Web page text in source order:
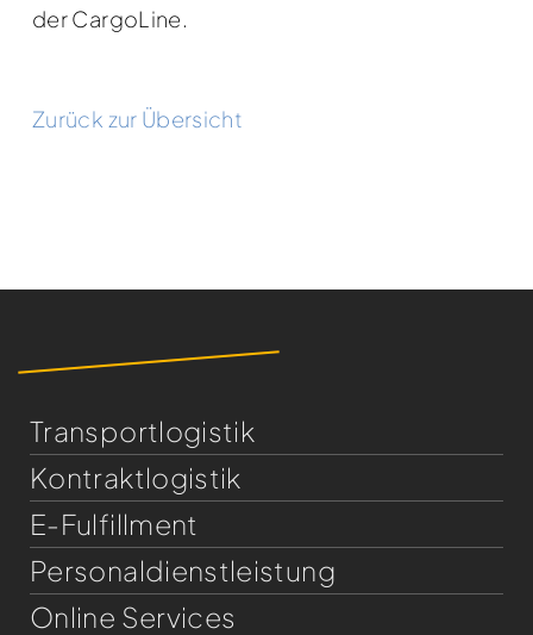
der CargoLine.
Zurück zur Übersicht
Transportlogistik
Kontraktlogistik
E-Fulfillment
Personaldienst­leistung
Online Services